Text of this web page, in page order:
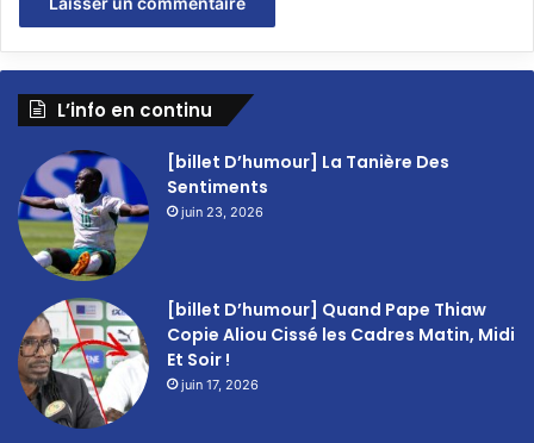
L’info en continu
[billet D’humour] La Tanière Des
Sentiments
juin 23, 2026
[billet D’humour] Quand Pape Thiaw
Copie Aliou Cissé les Cadres Matin, Midi
Et Soir !
juin 17, 2026